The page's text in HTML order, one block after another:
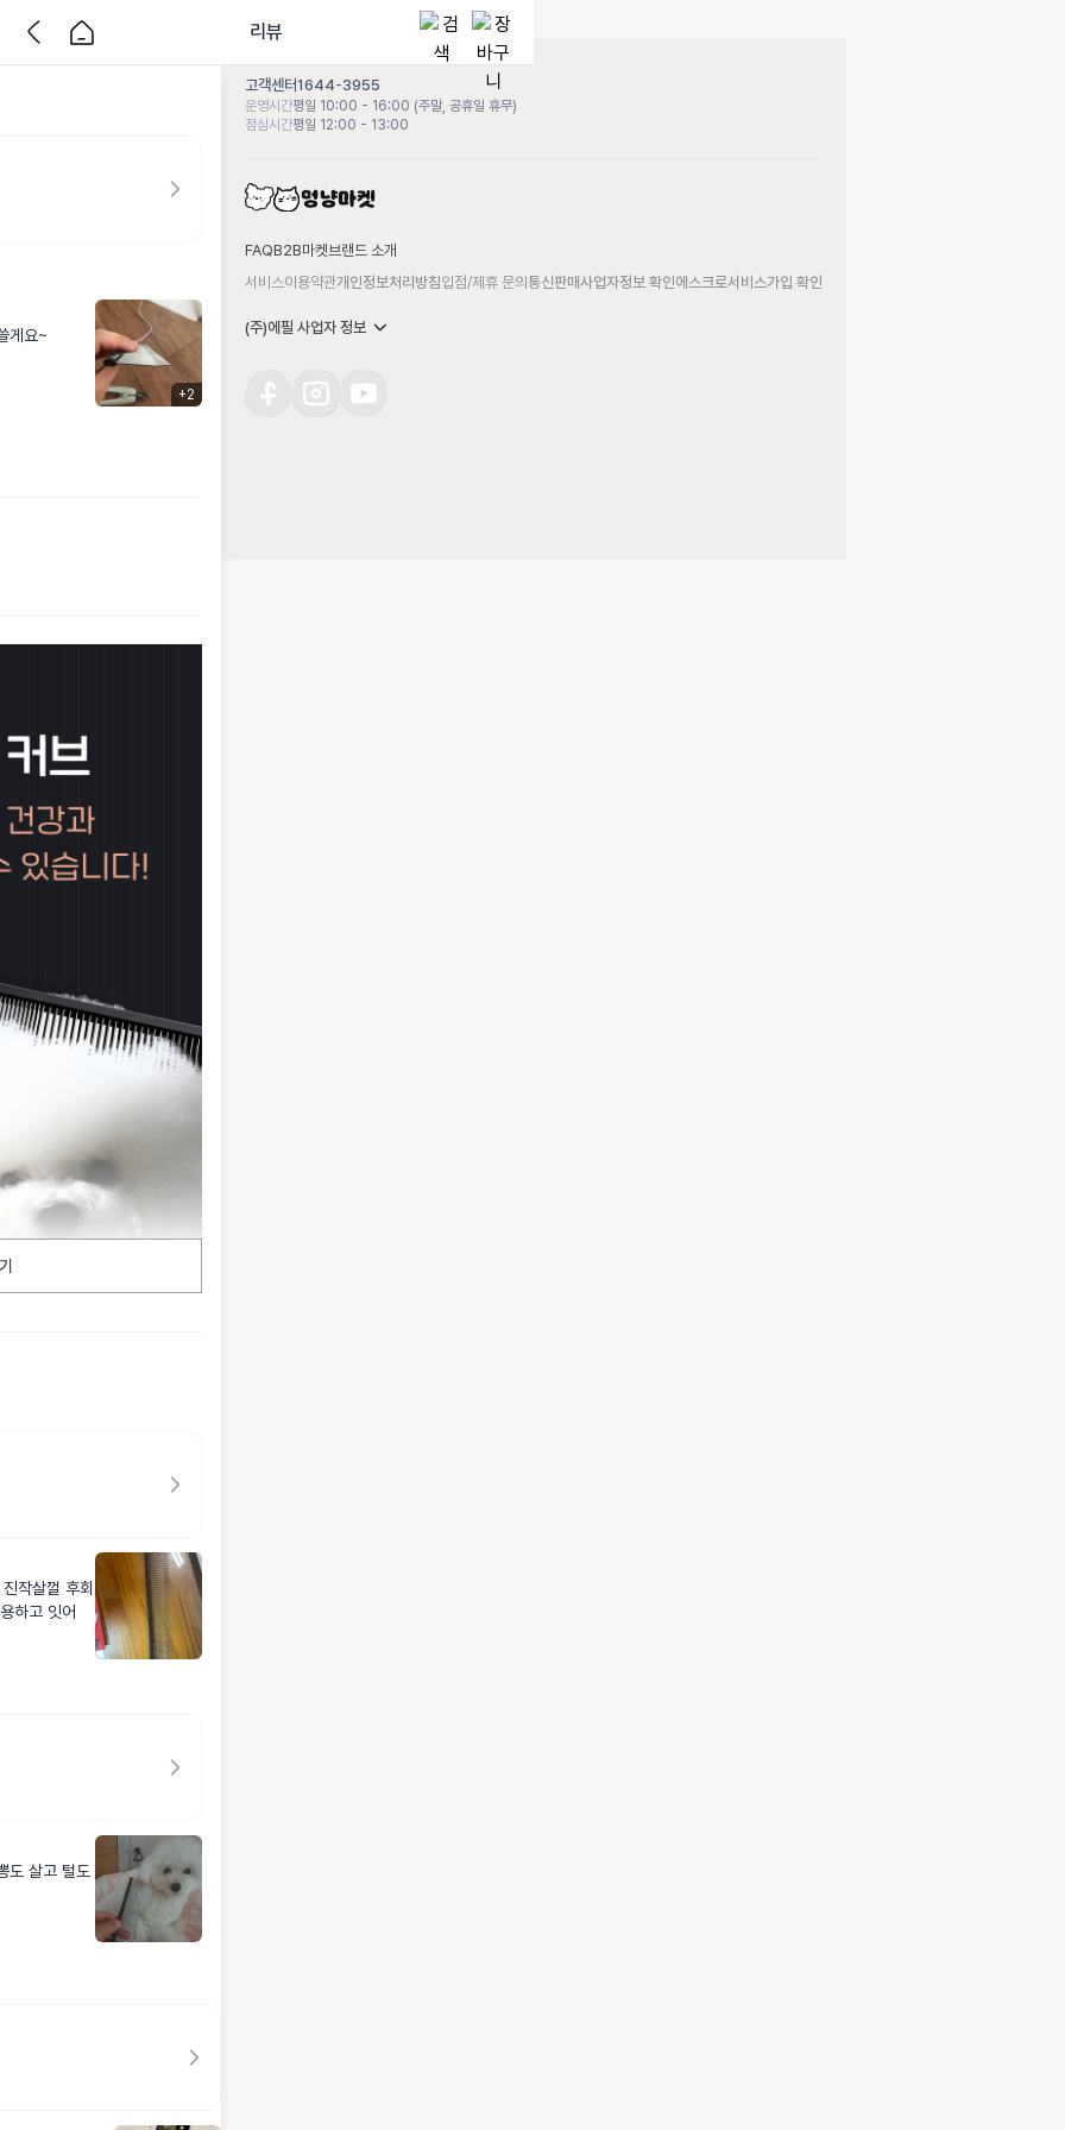
리뷰
+2
게요~
작살껄 후회
하고 잇어
도 살고 털도
고객센터1644-3955
운영시간평일 10:00 - 16:00 (주말, 공휴일 휴무)
점심시간평일 12:00 - 13:00
FAQB2B마켓 브랜드 소개
서비스이용약관개인정보처리방침입점/제휴 문의통신판매사업자정보 확인에스크로서비스가입 확인
(주)에필 사업자 정보